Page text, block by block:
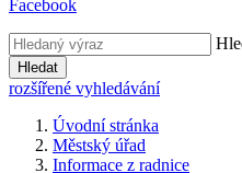
Facebook
Hledat
rozšířené vyhledávání
Úvodní stránka
Městský úřad
Informace z radnice